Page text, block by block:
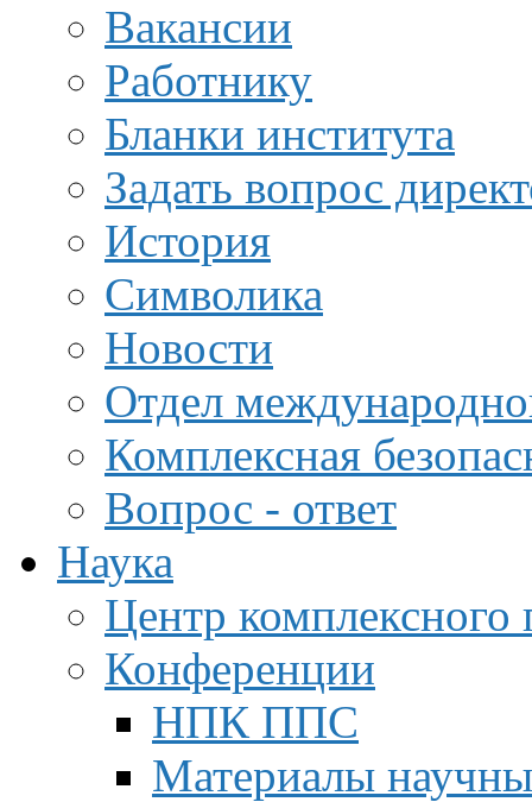
Вакансии
Работнику
Бланки института
Задать вопрос
История
Символика
Новости
Отдел
Комплексная
Вопрос - ответ
Наука
Центр
Конференции
НПК ППС
Материалы